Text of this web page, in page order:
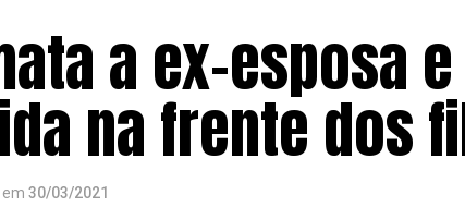
a ex-esposa
na frente dos
em 30/03/2021